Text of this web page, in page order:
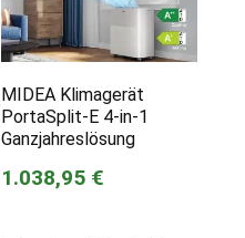
MIDEA Klimagerät
PortaSplit-E 4-in-1
Ganzjahreslösung
1.038,95 €